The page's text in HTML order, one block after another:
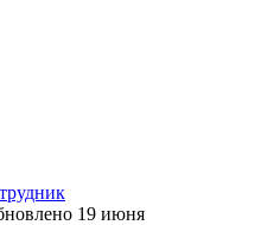
19 июня